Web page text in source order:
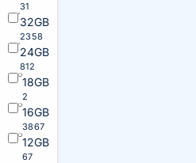
31
32GB
2358
24GB
812
18GB
2
16GB
3867
12GB
67